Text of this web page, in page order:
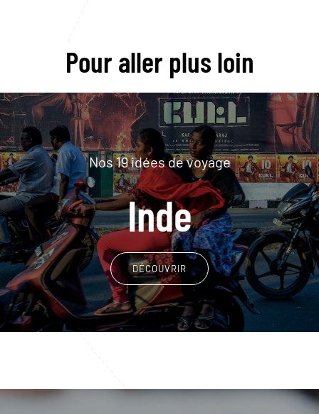
Pour aller plus loin
Nos 19 idées de voyage
Inde
DÉCOUVRIR